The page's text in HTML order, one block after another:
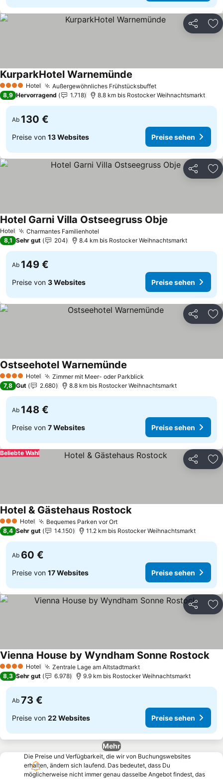
Teilen
4 Sterne Hotel Außergewöhnliches FrühstücksbuffetPreise sehen
KurparkHotel Warnemünde
8,9 Hervorragend 1.718 8.8 km bis Rostocker Weihnachtsmarkt
Ab 130 €
Preise von 13 Websites Preise sehen
Teilen
Hotel Charmantes Familienhotel
Hotel Garni Villa Ostseegruss Obje
8,1 Sehr gut 204 8.4 km bis Rostocker Weihnachtsmarkt
Ab 149 €
Preise von 3 Websites Preise sehen
Teilen
4 Sterne Hotel Zimmer mit Meer- oder Parkblick
Ostseehotel Warnemünde
7,8 Gut 2.680 8.8 km bis Rostocker Weihnachtsmarkt
Ab 148 €
Preise von 7 Websites Preise sehen
Teilen
Beliebte Wahl
3 SterneHotel Bequemes Parken vor OrtPreise sehen
Hotel & Gästehaus RostockPreise sehen
8,4 Sehr gut 14.150 11.2 km bis Rostocker Weihnachtsmarkt
Ab 60 €
Preise von 17 Websites Preise sehen
Teilen
4 Sterne Hotel Zentrale Lage am AltstadtmarktPreise sehen
Vienna House by Wyndham Sonne Rostock
8,3 Sehr gut 6.978 9.9 km bis Rostocker Weihnachtsmarkt
Ab 73 €
Preise von 22 Websites Preise sehen
Mehr
Die Preise und Verfügbarkeit, die wir von Buchungswebsites
erhalten, ändern sich laufend. Das bedeutet, dass Du
möglicherweise nicht immer genau dasselbe Angebot findest, das